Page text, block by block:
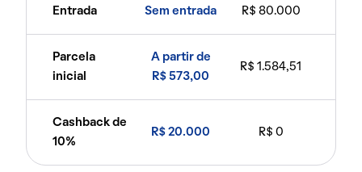
Entrada Sem entrada R$ 80.000
Parcela
inicial
A partir de
R$ 573,00
R$ 1.584,51
Cashback de
10%
R$ 20.000 R$ 0